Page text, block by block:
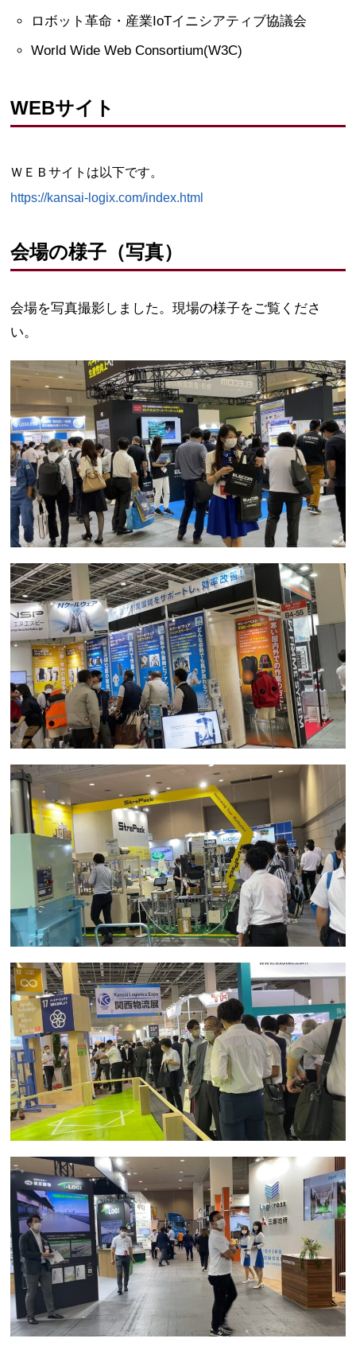
ロボット革命・産業IoTイニシアティブ協議会
World Wide Web Consortium(W3C)
WEBサイト
ＷＥＢサイトは以下です。
https://kansai-logix.com/index.html
会場の様子（写真）
会場を写真撮影しました。現場の様子をご覧くださ
い。